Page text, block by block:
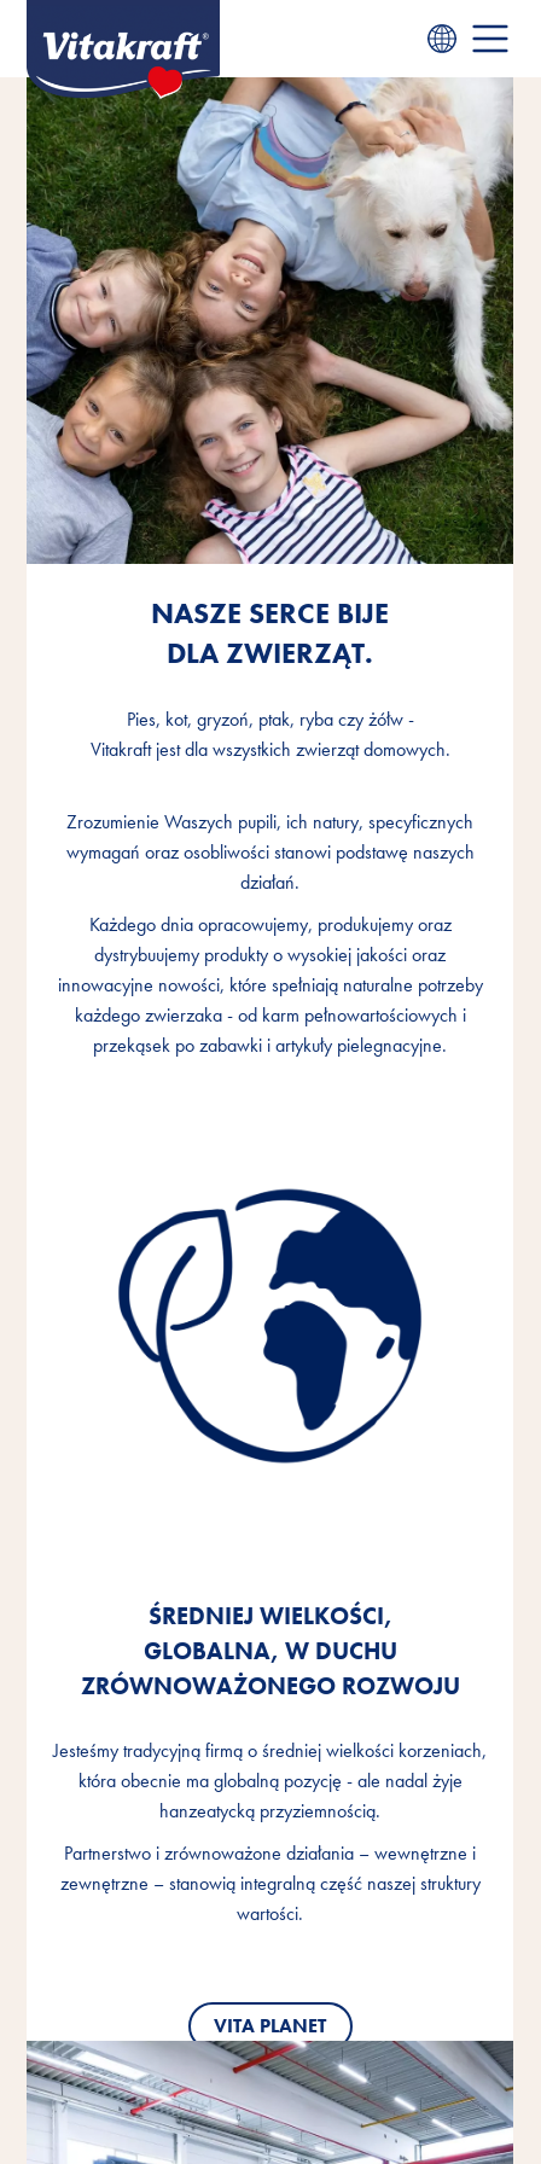
NASZE SERCE BIJE
DLA ZWIERZĄT.
Pies, kot, gryzoń, ptak, ryba czy żółw -
Vitakraft jest dla wszystkich zwierząt domowych.
Zrozumienie Waszych pupili, ich natury, specyficznych
wymagań oraz osobliwości stanowi podstawę naszych
działań.
Każdego dnia opracowujemy, produkujemy oraz
dystrybuujemy produkty o wysokiej jakości oraz
innowacyjne nowości, które spełniają naturalne potrzeby
każdego zwierzaka - od karm pełnowartościowych i
przekąsek po zabawki i artykuły pielegnacyjne.
NASZE SERCE BIJE
DLA ZWIERZĄT.
Pies, kot, gryzoń, ptak, ryba czy żółw -
Vitakraft jest dla wszystkich zwierząt domowych.
Zrozumienie Waszych pupili, ich natury, specyficznych
wymagań oraz osobliwości stanowi podstawę naszych
działań.
Każdego dnia opracowujemy, produkujemy oraz
dystrybuujemy produkty o wysokiej jakości oraz
innowacyjne nowości, które spełniają naturalne potrzeby
każdego zwierzaka - od karm pełnowartościowych i
przekąsek po zabawki i artykuły pielegnacyjne.
NASZE SERCE BIJE
DLA ZWIERZĄT.
Pies, kot, gryzoń, ptak, ryba czy żółw -
Vitakraft jest dla wszystkich zwierząt domowych.
Zrozumienie Waszych pupili, ich natury, specyficznych
wymagań oraz osobliwości stanowi podstawę naszych
działań.
Każdego dnia opracowujemy, produkujemy oraz
dystrybuujemy produkty o wysokiej jakości oraz
innowacyjne nowości, które spełniają naturalne potrzeby
każdego zwierzaka - od karm pełnowartościowych i
przekąsek po zabawki i artykuły pielegnacyjne.
ŚREDNIEJ WIELKOŚCI,
GLOBALNA, W DUCHU
ZRÓWNOWAŻONEGO ROZWOJU
Jesteśmy tradycyjną firmą o średniej wielkości korzeniach,
która obecnie ma globalną pozycję - ale nadal żyje
hanzeatycką przyziemnością.
Partnerstwo i zrównoważone działania – wewnętrzne i
zewnętrzne – stanowią integralną część naszej struktury
wartości.
VITA PLANET
ŚREDNIEJ WIELKOŚCI,
GLOBALNA, W DUCHU
ZRÓWNOWAŻONEGO ROZWOJU
Jesteśmy tradycyjną firmą o średniej wielkości korzeniach,
która obecnie ma globalną pozycję - ale nadal żyje
hanzeatycką przyziemnością.
Partnerstwo i zrównoważone działania – wewnętrzne i
zewnętrzne – stanowią integralną część naszej struktury
wartości.
VITA PLANET
ŚREDNIEJ WIELKOŚCI,
GLOBALNA, W DUCHU
ZRÓWNOWAŻONEGO ROZWOJU
Jesteśmy tradycyjną firmą o średniej wielkości korzeniach,
która obecnie ma globalną pozycję - ale nadal żyje
hanzeatycką przyziemnością.
Partnerstwo i zrównoważone działania – wewnętrzne i
zewnętrzne – stanowią integralną część naszej struktury
wartości.
VITA PLANET